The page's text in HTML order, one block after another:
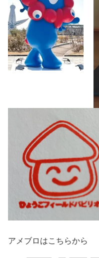
アメブロはこちらから